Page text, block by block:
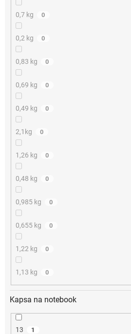
0,7 kg 0
0,2 kg 0
0,83 kg 0
0,69 kg 0
0,49 kg 0
2,1kg 0
1,26 kg 0
0,48 kg 0
0,985 kg 0
0,655 kg 0
1,22 kg 0
1,13 kg 0
Kapsa na notebook
13 1